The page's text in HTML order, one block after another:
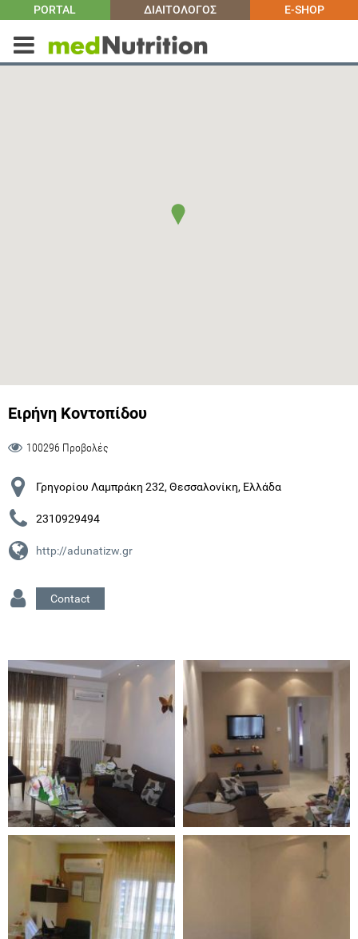
PORTAL ΔΙΑΙΤΟΛΟΓΟΣ E-SHOP
Ειρήνη Κοντοπίδου
100296 Προβολές
Γρηγορίου Λαμπράκη 232, Θεσσαλονίκη, Ελλάδα
2310929494
http://adunatizw.gr
Contact